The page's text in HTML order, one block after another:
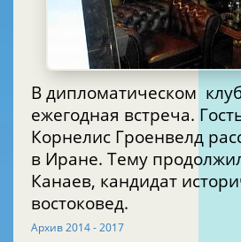
В дипломатическом клубе прошла
ежегодная встреча.
Корнелис Гроенвелд
в Иране. Тему
Канаев, кандидат
востоковед.
Архив 2014 - 2017